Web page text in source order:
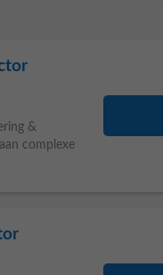
&
complexe